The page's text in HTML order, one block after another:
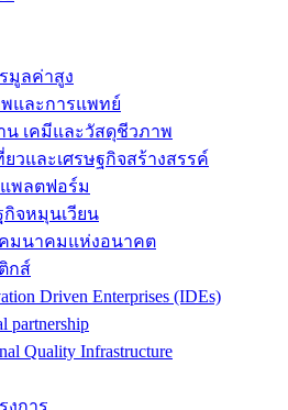
มูลค่าสูง
และการแพทย์
น เคมีและวัสดุชีวภาพ
วและเศรษฐกิจสร้างสรรค์
พลตฟอร์ม
กิจหมุนเวียน
มนาคมแห่งอนาคต
กส์
Driven Enterprises (IDEs)
partnership
Quality Infrastructure
งการ